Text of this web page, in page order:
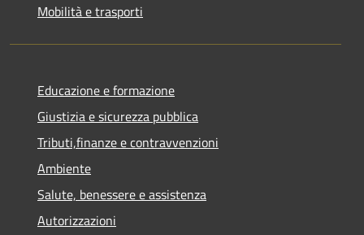
Mobilità e trasporti
Educazione e formazione
Giustizia e sicurezza pubblica
Tributi,finanze e contravvenzioni
Ambiente
Salute, benessere e assistenza
Autorizzazioni